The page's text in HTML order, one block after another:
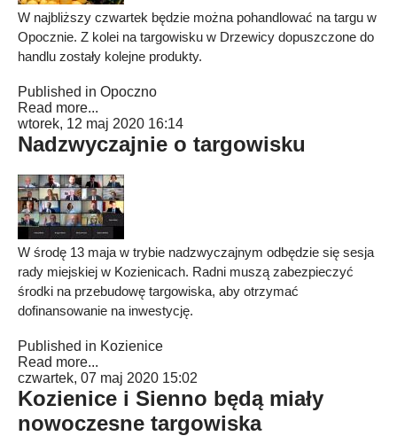
W najbliższy czwartek będzie można pohandlować na targu w
Opocznie. Z kolei na targowisku w Drzewicy dopuszczone do
handlu zostały kolejne produkty.
Published in Opoczno
Read more...
wtorek, 12 maj 2020 16:14
Nadzwyczajnie o targowisku
W środę 13 maja w trybie nadzwyczajnym odbędzie się sesja
rady miejskiej w Kozienicach. Radni muszą zabezpieczyć
środki na przebudowę targowiska, aby otrzymać
dofinansowanie na inwestycję.
Published in Kozienice
Read more...
czwartek, 07 maj 2020 15:02
Kozienice i Sienno będą miały
nowoczesne targowiska